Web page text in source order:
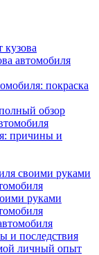
кузова
автомобиля
покраска
обзор
причины и
своими руками
руками
и последствия
личный опыт